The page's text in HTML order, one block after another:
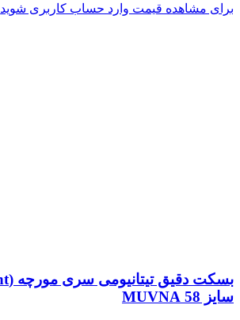
برای مشاهده قیمت وارد حساب کاربری شوید
سایز 58 MUVNA